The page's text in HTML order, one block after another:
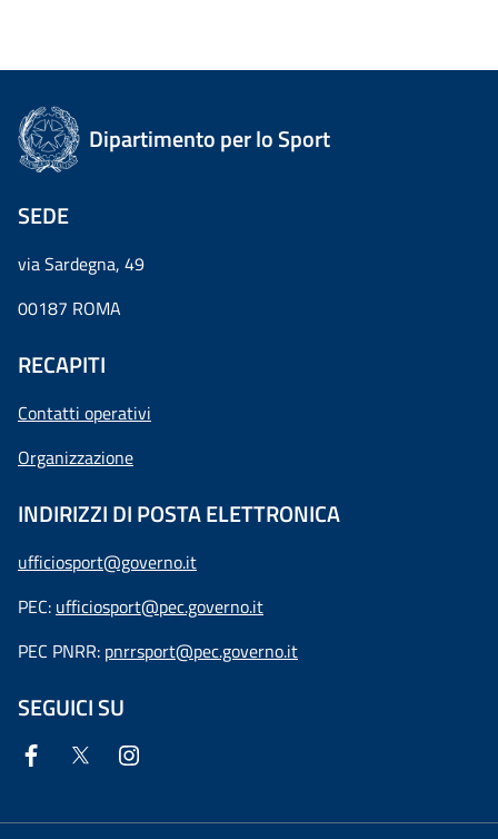
Dipartimento per lo Sport
SEDE
via Sardegna, 49
00187 ROMA
RECAPITI
Contatti operativi
Organizzazione
INDIRIZZI DI POSTA ELETTRONICA
ufficiosport@governo.it
PEC: ufficiosport@pec.governo.it
PEC PNRR: pnrrsport@pec.governo.it
SEGUICI SU